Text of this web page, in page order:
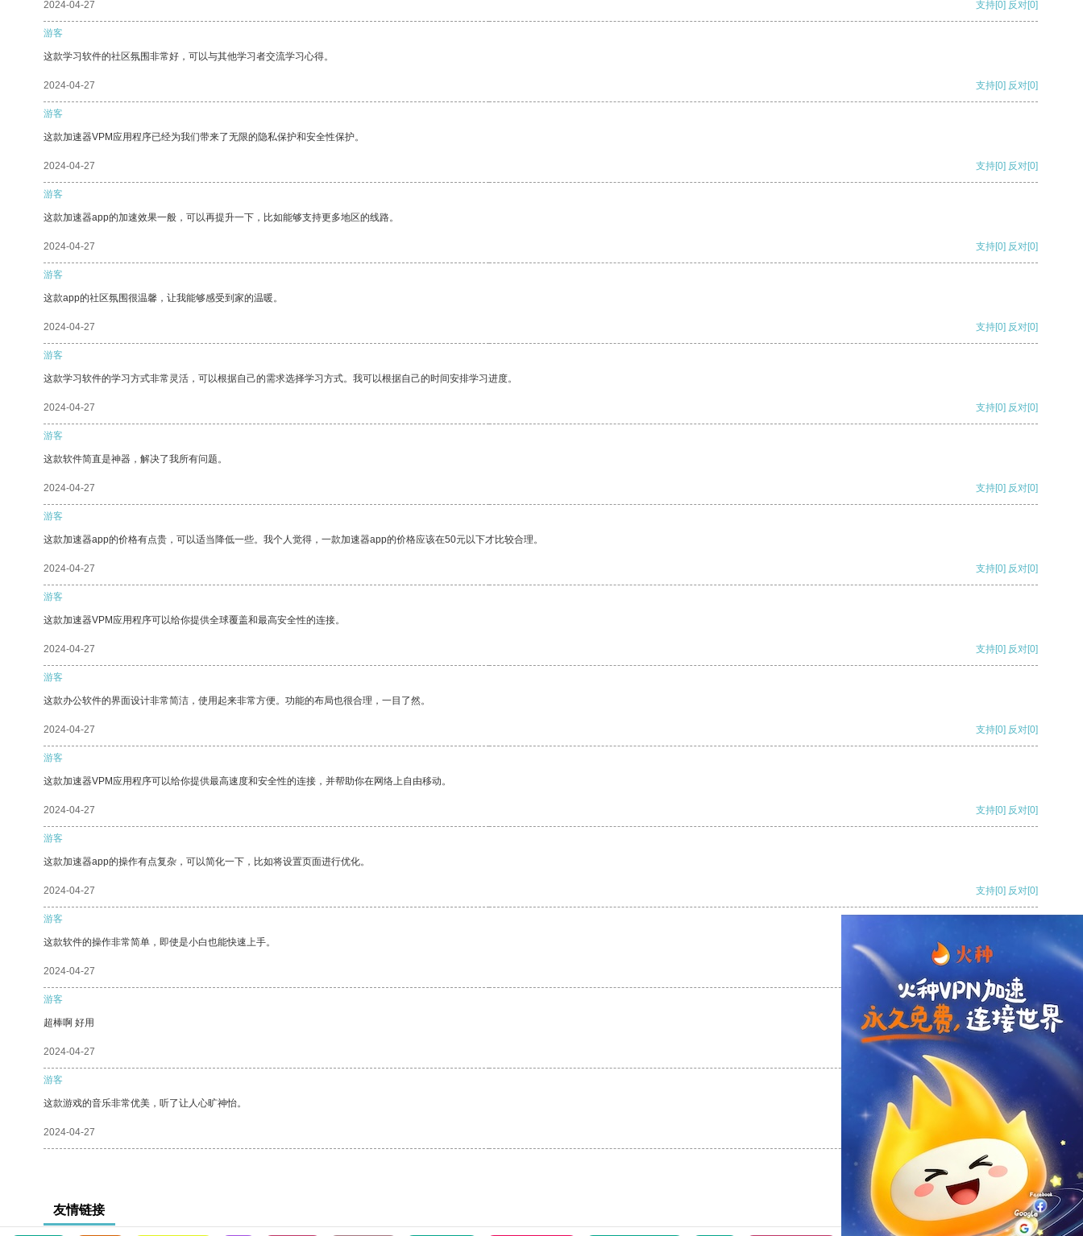
2024-04-27 支持[0] 反对[0]
游客
这款学习软件的社区氛围非常好，可以与其他学习者交流学习心得。
2024-04-27 支持[0] 反对[0]
游客
这款加速器VPM应用程序已经为我们带来了无限的隐私保护和安全性保护。
2024-04-27 支持[0] 反对[0]
游客
这款加速器app的加速效果一般，可以再提升一下，比如能够支持更多地区的线路。
2024-04-27 支持[0] 反对[0]
游客
这款app的社区氛围很温馨，让我能够感受到家的温暖。
2024-04-27 支持[0] 反对[0]
游客
这款学习软件的学习方式非常灵活，可以根据自己的需求选择学习方式。我可以根据自己的时间安排学习进度。
2024-04-27 支持[0] 反对[0]
游客
这款软件简直是神器，解决了我所有问题。
2024-04-27 支持[0] 反对[0]
游客
这款加速器app的价格有点贵，可以适当降低一些。我个人觉得，一款加速器app的价格应该在50元以下才比较合理。
2024-04-27 支持[0] 反对[0]
游客
这款加速器VPM应用程序可以给你提供全球覆盖和最高安全性的连接。
2024-04-27 支持[0] 反对[0]
游客
这款办公软件的界面设计非常简洁，使用起来非常方便。功能的布局也很合理，一目了然。
2024-04-27 支持[0] 反对[0]
游客
这款加速器VPM应用程序可以给你提供最高速度和安全性的连接，并帮助你在网络上自由移动。
2024-04-27 支持[0] 反对[0]
游客
这款加速器app的操作有点复杂，可以简化一下，比如将设置页面进行优化。
2024-04-27 支持[0] 反对[0]
游客
这款软件的操作非常简单，即使是小白也能快速上手。
2024-04-27
游客
超棒啊 好用
2024-04-27 反对
游客
这款游戏的音乐非常优美，听了让人心旷神怡。
2024-04-27 反对[0]
友情链接